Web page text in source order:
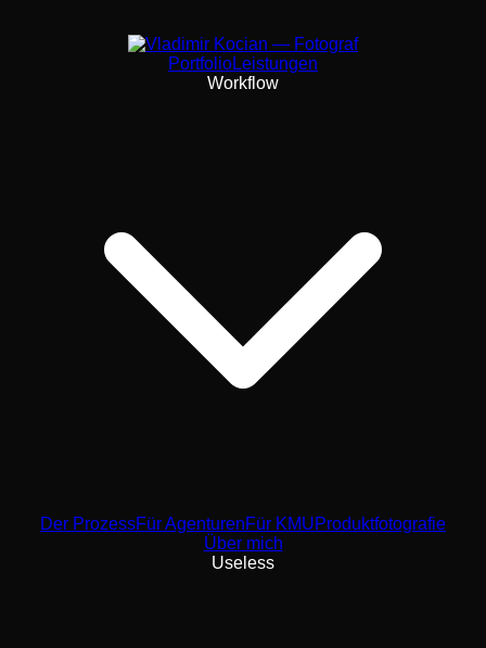
PortfolioLeistungen
Workflow
Der ProzessFür AgenturenFür KMUProduktfotografie
Über mich
Useless